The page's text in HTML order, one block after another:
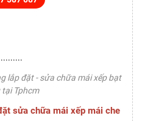
lắp đặt - sửa chữa mái xếp bạt
tại Tphcm
sửa chữa mái xếp mái che